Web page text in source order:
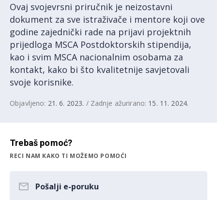
Ovaj svojevrsni priručnik je neizostavni
dokument za sve istraživače i mentore koji ove
godine zajednički rade na prijavi projektnih
prijedloga MSCA Postdoktorskih stipendija,
kao i svim MSCA nacionalnim osobama za
kontakt, kako bi što kvalitetnije savjetovali
svoje korisnike.
Objavljeno: 21. 6. 2023. / Zadnje ažurirano: 15. 11. 2024.
Trebaš pomoć?
RECI NAM KAKO TI MOŽEMO POMOĆI
Pošalji e-poruku